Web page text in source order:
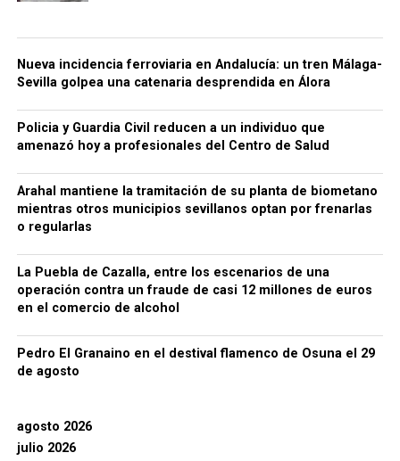
Nueva incidencia ferroviaria en Andalucía: un tren Málaga-
Sevilla golpea una catenaria desprendida en Álora
Policia y Guardia Civil reducen a un individuo que
amenazó hoy a profesionales del Centro de Salud
Arahal mantiene la tramitación de su planta de biometano
mientras otros municipios sevillanos optan por frenarlas
o regularlas
La Puebla de Cazalla, entre los escenarios de una
operación contra un fraude de casi 12 millones de euros
en el comercio de alcohol
Pedro El Granaino en el destival flamenco de Osuna el 29
de agosto
agosto 2026
julio 2026